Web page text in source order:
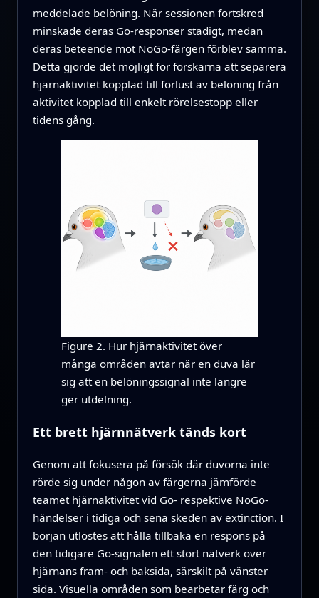
meddelade belöning. När sessionen fortskred
minskade deras Go-responser stadigt, medan
deras beteende mot NoGo-färgen förblev samma.
Detta gjorde det möjligt för forskarna att separera
hjärnaktivitet kopplad till förlust av belöning från
aktivitet kopplad till enkelt rörelsestopp eller
tidens gång.
Figure 2. Hur hjärnaktivitet över
många områden avtar när en duva lär
sig att en belöningssignal inte längre
ger utdelning.
Ett brett hjärnnätverk tänds kort
Genom att fokusera på försök där duvorna inte
rörde sig under någon av färgerna jämförde
teamet hjärnaktivitet vid Go- respektive NoGo-
händelser i tidiga och sena skeden av extinction. I
början utlöstes att hålla tillbaka en respons på
den tidigare Go-signalen ett stort nätverk över
hjärnans fram- och baksida, särskilt på vänster
sida. Visuella områden som bearbetar färg och